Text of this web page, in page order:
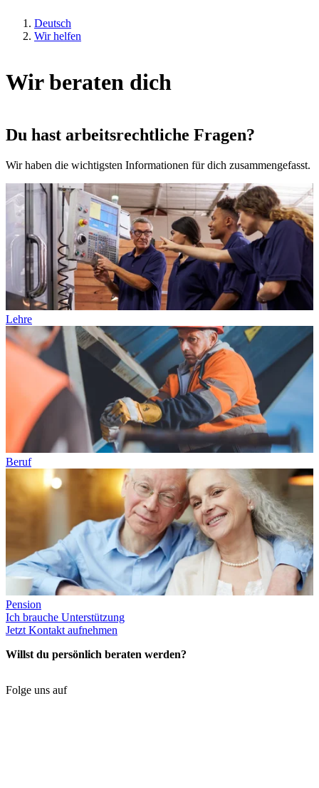
Deutsch
Wir helfen
Wir beraten dich
Du hast arbeitsrechtliche Fragen?
Wir haben die wichtigsten Informationen für dich zusammengefasst.
Lehre
Beruf
Pension
Ich brauche Unterstützung
Jetzt Kontakt aufnehmen
Willst du persönlich beraten werden?
Folge uns auf